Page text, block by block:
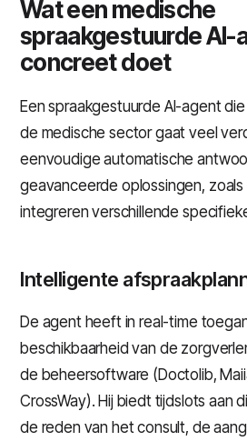
Wat een medische
spraakgestuurde AI-
concreet doet
Een spraakgestuurde AI-agent
de medische sector gaat veel
eenvoudige automatische
geavanceerde oplossingen, zoals
integreren verschillende
Intelligente
De agent heeft in real-time
beschikbaarheid van de
de beheersoftware (Doctolib,
CrossWay). Hij biedt tijdslots aan
de reden van het consult, de